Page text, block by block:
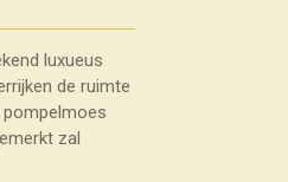
luxueus
de ruimte
pompelmoes
zal